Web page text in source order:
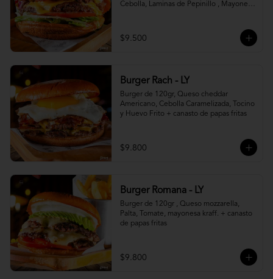
Cebolla, Laminas de Pepinillo , Mayonesa
$9.500
Burger Rach - LY
Burger de 120gr, Queso cheddar
Americano, Cebolla Caramelizada, Tocino
y Huevo Frito + canasto de papas fritas
$9.800
Burger Romana - LY
Burger de 120gr , Queso mozzarella,
Palta, Tomate, mayonesa kraff. + canasto
de papas fritas
$9.800